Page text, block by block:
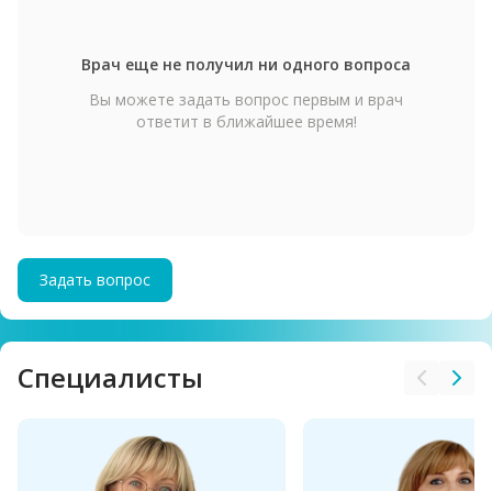
Врач еще не получил ни одного вопроса
Вы можете задать вопрос первым и врач
ответит в ближайшее время!
Задать вопрос
Cпециалисты